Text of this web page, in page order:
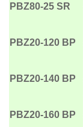
PBZ80-25 SR
PBZ20-120 BP
PBZ20-140 BP
PBZ20-160 BP